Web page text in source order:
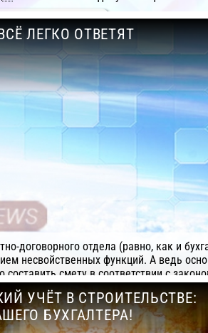
АЛТИУС СОФТ
ЛЕГКО ОТВЕТЯТ
договорного отдела (равно, как и
несвойственных функций. А ведь
смету в соответствии с
Всё, что сверх этого – не является
СДО. Тем не менее, реалии другие…
АЛТИУС СОФТ
УЧЁТ В СТРОИТЕЛЬСТВЕ:
БУХГАЛТЕРА!